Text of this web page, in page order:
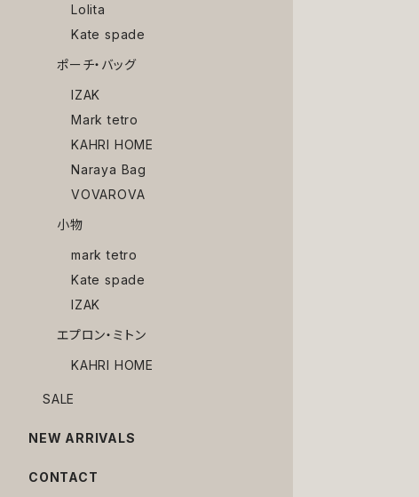
Lolita
Kate spade
ポーチ・バッグ
IZAK
Mark tetro
KAHRI HOME
Naraya Bag
VOVAROVA
小物
mark tetro
Kate spade
IZAK
エプロン・ミトン
KAHRI HOME
SALE
NEW ARRIVALS
CONTACT